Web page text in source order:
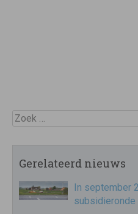
Zoek
Gerelateerd nieuws
In september
subsidieronde